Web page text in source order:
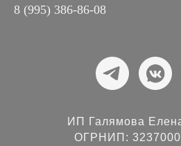
8 (995) 386-86-08
ИП Галямова
ОГРНИП: